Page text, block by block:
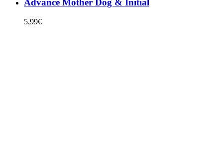
Advance Mother Dog & Initial
5,99€